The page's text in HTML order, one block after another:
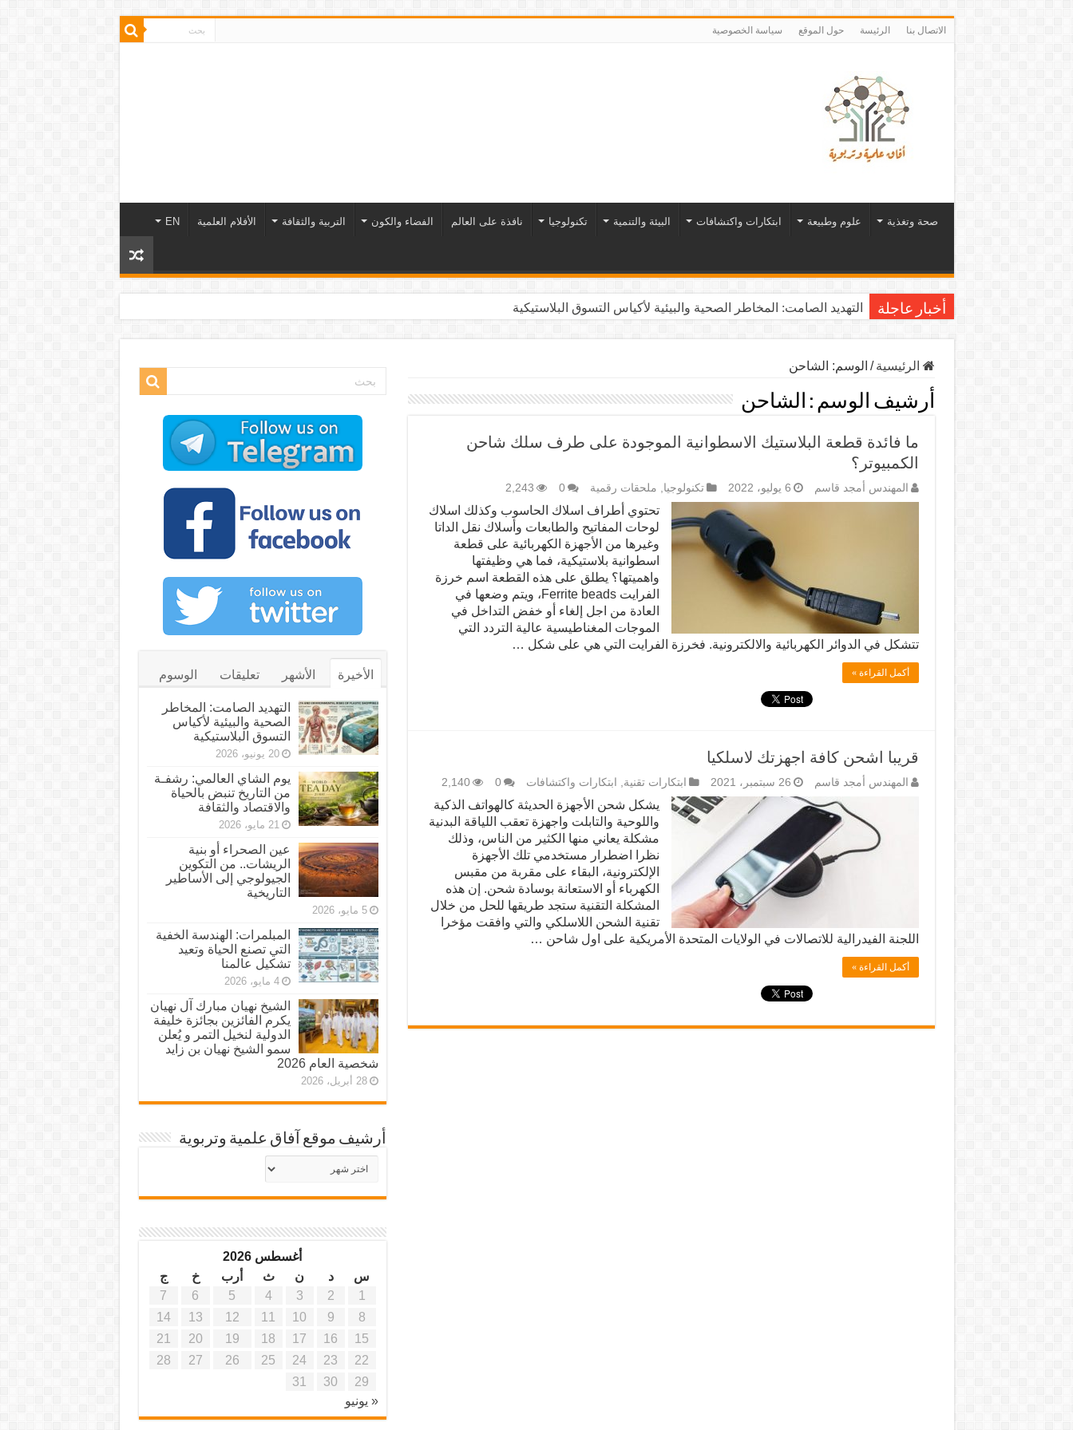
الاتصال بنا الرئيسة حول الموقع سياسة الخصوصية
صحة وتغذية علوم وطبيعة ابتكارات واكتشافات البيئة والتنمية تكنولوجيا نافذة على العالم الفضاء والكون التربية والثقافة الأفلام العلمية EN
أخبار عاجلة التهديد الصامت: المخاطر الصحية والبيئية لأكياس التسوق البلاستيكية
الرئيسية / الوسم: الشاحن
أرشيف الوسم : الشاحن
ما فائدة قطعة البلاستيك الاسطوانية الموجودة على طرف سلك شاحن
الكمبيوتر؟
المهندس أمجد قاسم 6 يوليو، 2022 تكنولوجيا, ملحقات رقمية 0
2,243
تحتوي أطراف اسلاك الحاسوب وكذلك اسلاك
لوحات المفاتيح والطابعات وأسلاك نقل الداتا
وغيرها من الأجهزة الكهربائية على قطعة
اسطوانية بلاستيكية، فما هي وظيفتها
واهميتها؟ يطلق على هذه القطعة اسم خرزة
الفرايت Ferrite beads، ويتم وضعها في
العادة من اجل إلغاء أو خفض التداخل في
الموجات المغناطيسية عالية التردد التي
تتشكل في الدوائر الكهربائية والالكترونية. فخرزة الفرايت التي هي على شكل …
أكمل القراءة »
قريبا اشحن كافة اجهزتك لاسلكيا
المهندس أمجد قاسم 26 سبتمبر، 2021 ابتكارات تقنية, ابتكارات واكتشافات 0
2,140
يشكل شحن الأجهزة الحديثة كالهواتف الذكية
واللوحية والتابلت واجهزة تعقب اللياقة البدنية
مشكلة يعاني منها الكثير من الناس، وذلك
نظرا اضطرار مستخدمي تلك الأجهزة
الإلكترونية، البقاء على مقربة من مقبس
الكهرباء أو الاستعانة بوسادة شحن. إن هذه
المشكلة التقنية ستجد طريقها للحل من خلال
تقنية الشحن اللاسلكي والتي وافقت مؤخرا
اللجنة الفيدرالية للاتصالات في الولايات المتحدة الأمريكية على اول شاحن …
أكمل القراءة »
الأخيرة الأشهر تعليقات الوسوم
التهديد الصامت: المخاطر
الصحية والبيئية لأكياس
التسوق البلاستيكية
20 يونيو، 2026
يوم الشاي العالمي: رشفـة
من التاريخ تنبض بالحياة
والاقتصاد والثقافة
21 مايو، 2026
عين الصحراء أو بنية
الريشات.. من التكوين
الجيولوجي إلى الأساطير
التاريخية
5 مايو، 2026
المبلمرات: الهندسة الخفية
التي تصنع الحياة وتعيد
تشكيل عالمنا
4 مايو، 2026
الشيخ نهيان مبارك آل نهيان
يكرم الفائزين بجائزة خليفة
الدولية لنخيل التمر و يُعلن
سمو الشيخ نهيان بن زايد
شخصية العام 2026
28 أبريل، 2026
أرشيف موقع آفاق علمية وتربوية
أرشيف
موقع
أغسطس 2026
س
د ن ث أرب خ
ج
1
2
3
4
5
6
7
8
9
10
11
12
13
14
15
16
17
18
19
20
21
22
23
24
25
26
27
28
29
30
31
« يونيو